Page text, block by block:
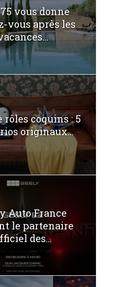
vous donne
vous après les
rôles coquins : 5
originaux...
Auto France
le partenaire
des...